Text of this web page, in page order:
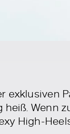
exklusiven
heiß. Wenn
High-